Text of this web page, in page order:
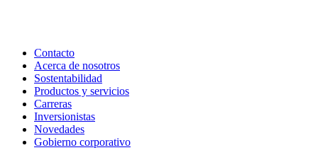
Contacto
Acerca de nosotros
Sostentabilidad
Productos y servicios
Carreras
Inversionistas
Novedades
Gobierno corporativo